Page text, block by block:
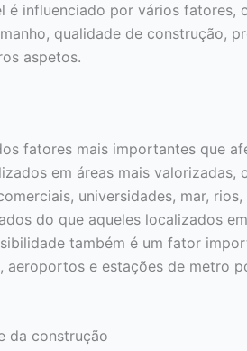
é influenciado por vários fatores,
qualidade de construção,
aspetos.
fatores mais importantes que
em áreas mais valorizadas,
universidades, mar,
do que aqueles localizados
também é um fator
aeroportos e estações de metro
da construção